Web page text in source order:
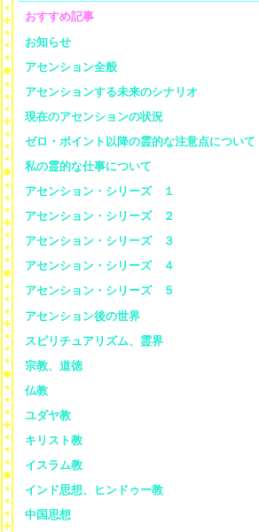
おすすめ記事
お知らせ
アセンション全般
アセンションする未来のシナリオ
現在のアセンションの状況
ゼロ・ポイント以降の霊的な注意点について
私の霊的な仕事について
アセンション・シリーズ １
アセンション・シリーズ ２
アセンション・シリーズ ３
アセンション・シリーズ ４
アセンション・シリーズ ５
アセンション後の世界
スピリチュアリズム、霊界
宗教、道徳
仏教
ユダヤ教
キリスト教
イスラム教
インド思想、ヒンドゥー教
中国思想